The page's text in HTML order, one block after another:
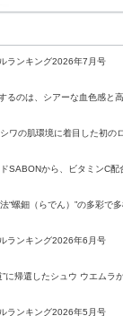
ランキング2026年7月号
ランキング2026年6月号
ランキング2026年5月号